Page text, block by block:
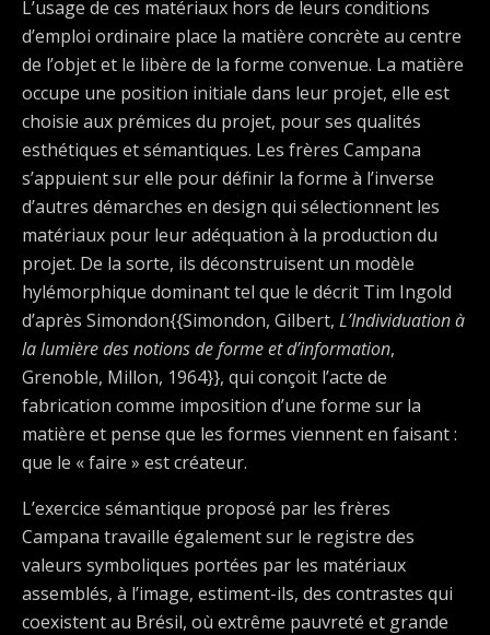
L’usage de ces matériaux hors de leurs conditions
d’emploi ordinaire place la matière concrète au centre
de l’objet et le libère de la forme convenue. La matière
occupe une position initiale dans leur projet, elle est
choisie aux prémices du projet, pour ses qualités
esthétiques et sémantiques. Les frères Campana
s’appuient sur elle pour définir la forme à l’inverse
d’autres démarches en design qui sélectionnent les
matériaux pour leur adéquation à la production du
projet. De la sorte, ils déconstruisent un modèle
hylémorphique dominant tel que le décrit Tim Ingold
d’après Simondon{{Simondon, Gilbert, L’Individuation à
la lumière des notions de forme et d’information,
Grenoble, Millon, 1964}}, qui conçoit l’acte de
fabrication comme imposition d’une forme sur la
matière et pense que les formes viennent en faisant :
que le « faire » est créateur.
L’exercice sémantique proposé par les frères
Campana travaille également sur le registre des
valeurs symboliques portées par les matériaux
assemblés, à l’image, estiment-ils, des contrastes qui
coexistent au Brésil, où extrême pauvreté et grande